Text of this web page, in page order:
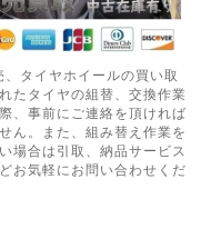
タイヤホイールの買い取
たタイヤの組替、交換作業
、事前にご連絡を頂ければ
ん。また、組み替え作業を
場合は引取、納品サービス
お気軽にお問い合わせくだ